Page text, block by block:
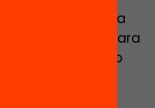
va acompañada
para
está el municipio
y qué ha
haberla